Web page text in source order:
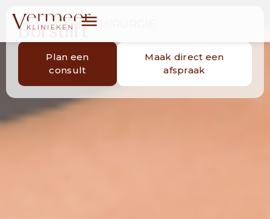
PLASTISCHE CHIRURGIE
Borstlift
Plan een
consult
Maak direct een
afspraak